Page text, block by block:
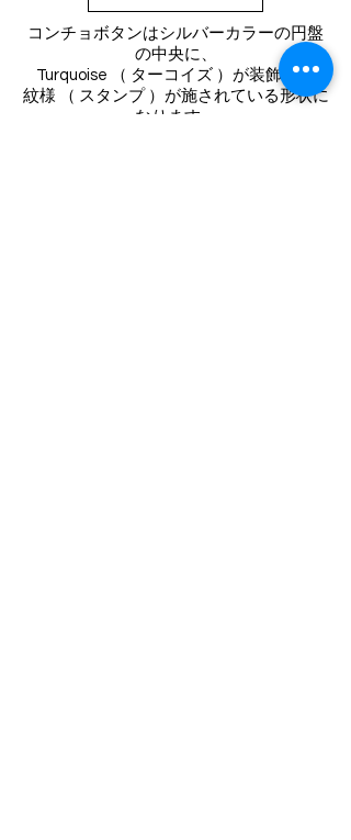
コンチョボタンはシルバーカラーの円盤
の中央に、
Turquoise （ ターコイズ ）が装飾され
紋様 （ スタンプ ）が施されている形状に
なります。